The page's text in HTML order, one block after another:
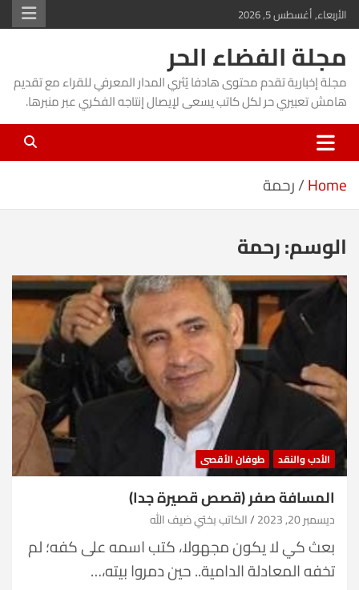
Skip
to
content
الأربعاء, أغسطس 5, 2026
مجلة الفضاء الحر
مجلة إخبارية تقدم محتوى هادفا يُثري المدار المعرفي للقراء مع تقديم
هامش تعبيري حر لكل كاتب يسعى لإيصال إنتاجه الفكري عبر منبرها.
Home رحمة
الوسم:رحمة
الأدب والنقد طوفان الأقصى
المسافة صفر (قصص قصيرة جدا)
ديسمبر 20, 2023 الكاتب بختي ضيف الله
بعث كي لا يكون مجهولا، كتب اسمه على كفه؛ لم
تخفه المعادلة الدامية.. حين دمروا بيته،…